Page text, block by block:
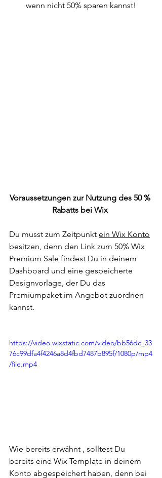
wenn nicht 50% sparen kannst!
Voraussetzungen zur Nutzung des 50 %
Rabatts bei Wix
Du musst zum Zeitpunkt ein Wix Konto
besitzen, denn den Link zum 50% Wix
Premium Sale findest Du in deinem
Dashboard und eine gespeicherte
Designvorlage, der Du das
Premiumpaket im Angebot zuordnen
kannst.
https://video.wixstatic.com/video/bb56dc_33
76c99dfa4f4246a8d4fbd7487b895f/1080p/mp4
/file.mp4
Wie bereits erwähnt , solltest Du
bereits eine Wix Template in deinem
Konto abgespeichert haben, denn bei